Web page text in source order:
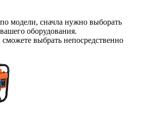
модели, сначла нужно выборать
оборудования.
выбрать непосредственно